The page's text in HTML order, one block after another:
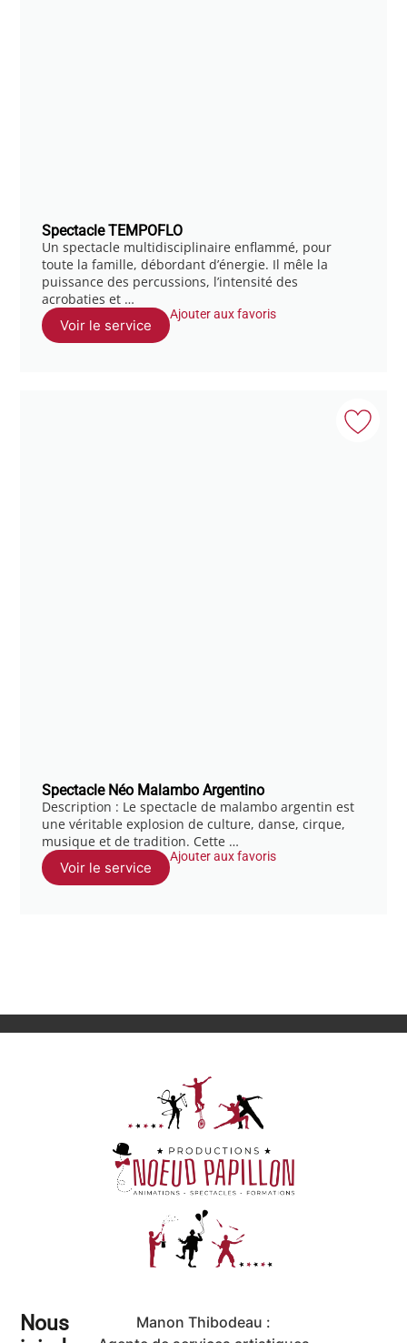
Spectacle TEMPOFLO
Un spectacle multidisciplinaire enflammé, pour
toute la famille, débordant d’énergie. Il mêle la
puissance des percussions, l’intensité des
acrobaties et …
Voir le service
Ajouter aux favoris
Spectacle Néo Malambo Argentino
Description : Le spectacle de malambo argentin est
une véritable explosion de culture, danse, cirque,
musique et de tradition. Cette …
Voir le service
Ajouter aux favoris
Nous
Manon Thibodeau :